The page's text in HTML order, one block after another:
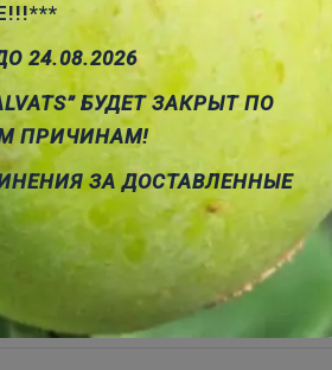
KASTES
un alumīnija korpusi
bez registrācijas
24.08.2026
БУДЕТ ЗАКРЫТ ПО
ПРИЧИНАМ!
ЗА ДОСТАВЛЕННЫЕ